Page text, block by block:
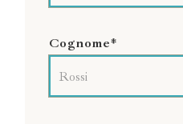
Cognome*